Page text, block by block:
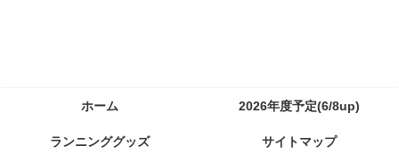
ホーム 2026年度予定(6/8up)
ランニンググッズ サイトマップ